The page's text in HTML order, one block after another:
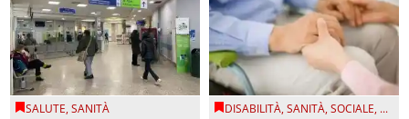
SALUTE,SANITÀ DISABILITÀ,SANITÀ,SOCIALE, ...